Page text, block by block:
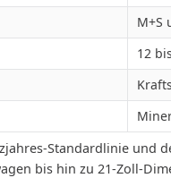
M+S
12
Standardlinie
bis hin zu 21-Zoll-